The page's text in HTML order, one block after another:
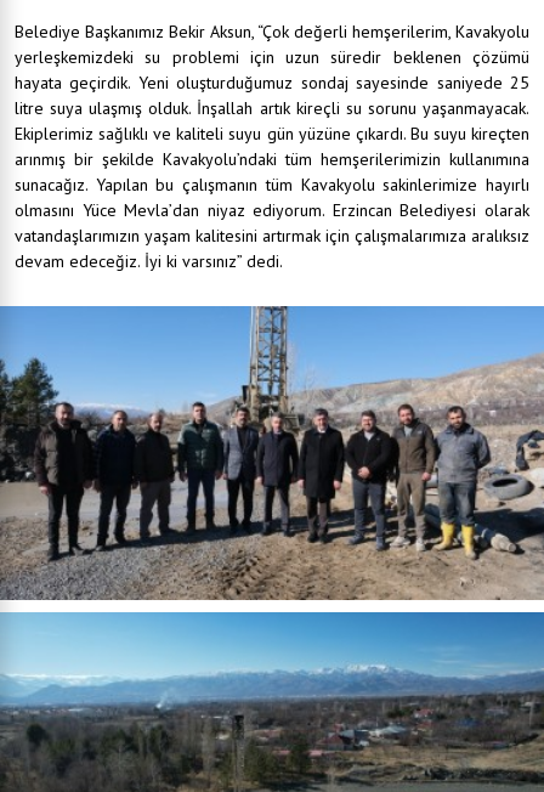
Belediye Başkanımız Bekir Aksun, “Çok değerli hemşerilerim, Kavakyolu
yerleşkemizdeki su problemi için uzun süredir beklenen çözümü
hayata geçirdik. Yeni oluşturduğumuz sondaj sayesinde saniyede 25
litre suya ulaşmış olduk. İnşallah artık kireçli su sorunu yaşanmayacak.
Ekiplerimiz sağlıklı ve kaliteli suyu gün yüzüne çıkardı. Bu suyu kireçten
arınmış bir şekilde Kavakyolu’ndaki tüm hemşerilerimizin kullanımına
sunacağız. Yapılan bu çalışmanın tüm Kavakyolu sakinlerimize hayırlı
olmasını Yüce Mevla’dan niyaz ediyorum. Erzincan Belediyesi olarak
vatandaşlarımızın yaşam kalitesini artırmak için çalışmalarımıza aralıksız
devam edeceğiz. İyi ki varsınız” dedi.